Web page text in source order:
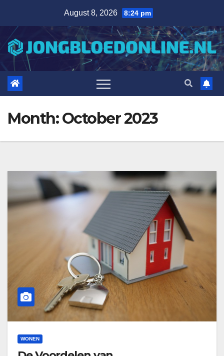
content
August 8, 2026 8:24 pm
Month:October 2023
WONEN